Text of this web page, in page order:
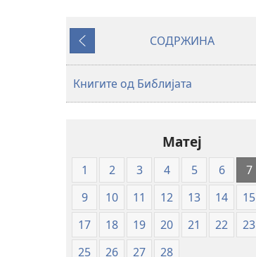
публикациите
формат
—
превод
Нов
свет
Претходно
СОДРЖИНА
Книгите од Библијата
Матеј
1 2 3 4 5 6 7
9
10 11 12 13 14 15
17
18 19 20 21 22 23
25
26 27 28